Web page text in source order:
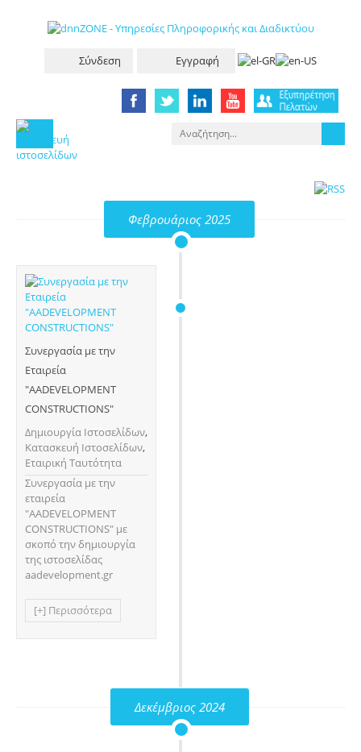
Σύνδεση Εγγραφή
Φεβρουάριος 2025
Συνεργασία με την
Εταιρεία
"AADEVELOPMENT
CONSTRUCTIONS"
Δημιουργία Ιστοσελίδων,
Κατασκευή Ιστοσελίδων,
Εταιρική Ταυτότητα
Συνεργασία με την
εταιρεία
"AADEVELOPMENT
CONSTRUCTIONS" με
σκοπό την δημιουργία
της ιστοσελίδας
aadevelopment.gr
[+] Περισσότερα
Δεκέμβριος 2024